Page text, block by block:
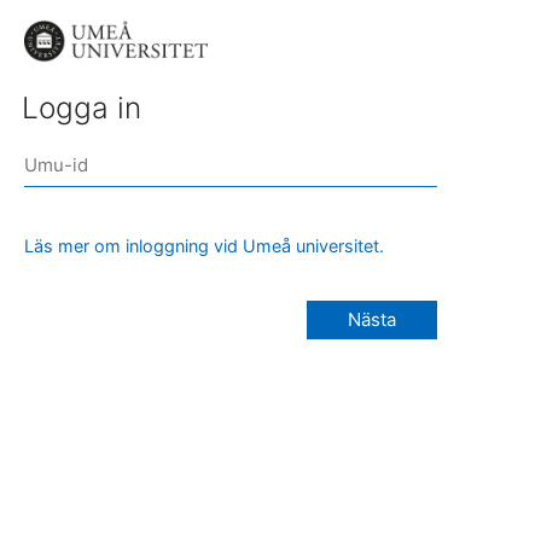
Logga in
Läs mer om inloggning vid Umeå universitet.
Nästa